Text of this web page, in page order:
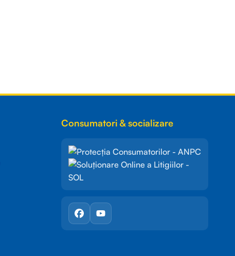
Consumatori & socializare